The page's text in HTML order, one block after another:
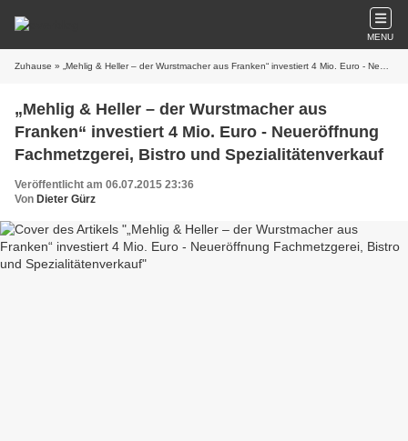
MENU
Zuhause » „Mehlig & Heller – der Wurstmacher aus Franken“ investiert 4 Mio. Euro - Neueröffnung Fachmetzgerei, Bistro und Spezialitätenverkauf
„Mehlig & Heller – der Wurstmacher aus
Franken“ investiert 4 Mio. Euro - Neueröffnung
Fachmetzgerei, Bistro und Spezialitätenverkauf
Veröffentlicht am 06.07.2015 23:36
Von Dieter Gürz